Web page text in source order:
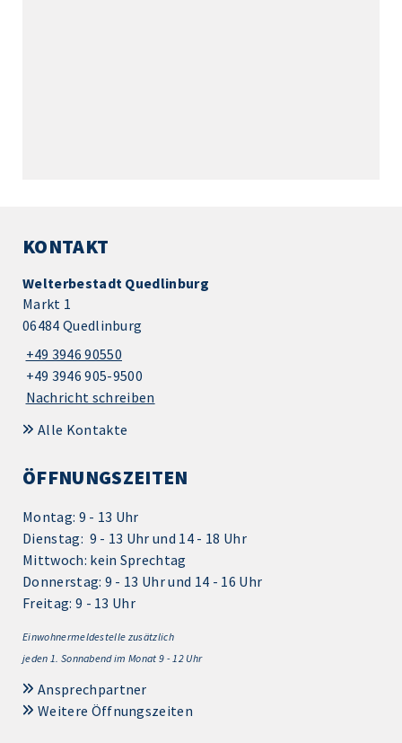
KONTAKT
Welterbestadt Quedlinburg
Markt 1
06484 Quedlinburg
+49 3946 90550
+49 3946 905-9500
Nachricht schreiben
Alle Kontakte
ÖFFNUNGSZEITEN
Montag: 9 - 13 Uhr
Dienstag: 9 - 13 Uhr und 14 - 18 Uhr
Mittwoch: kein Sprechtag
Donnerstag: 9 - 13 Uhr und 14 - 16 Uhr
Freitag: 9 - 13 Uhr
Einwohnermeldestelle zusätzlich
jeden 1. Sonnabend im Monat 9 - 12 Uhr
Ansprechpartner
Weitere Öffnungszeiten